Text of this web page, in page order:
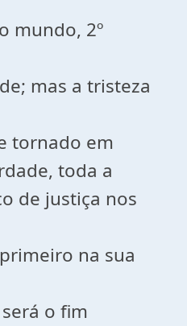
mundo, 2º
mas a tristeza
tornado em
toda a
de justiça nos
na sua
o fim